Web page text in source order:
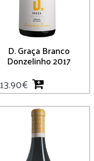
D. Graça Branco
Donzelinho 2017
13.90€